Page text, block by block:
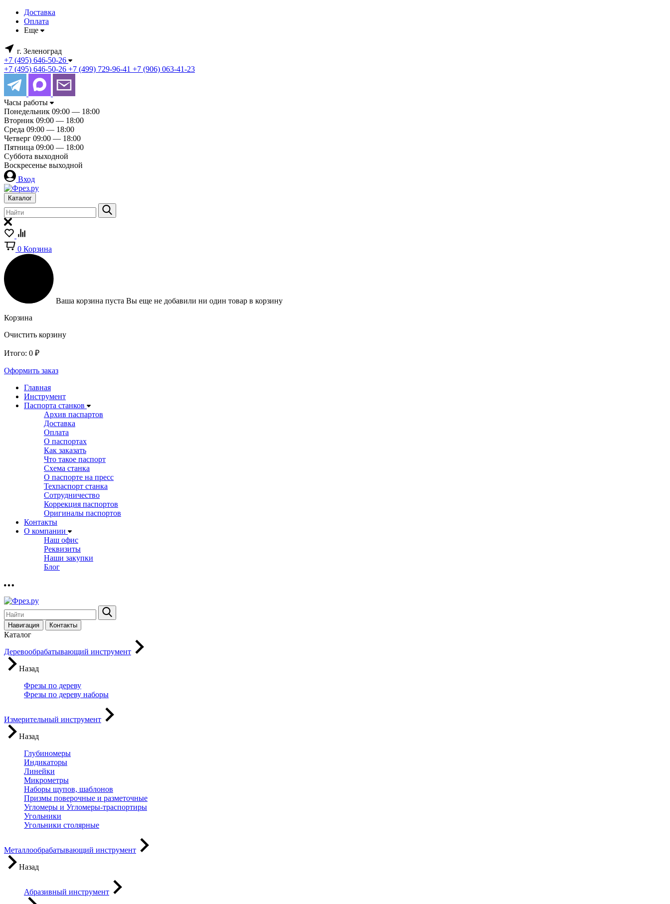
Доставка
Оплата
Еще
г. Зеленоград
+7 (495) 646-50-26
+7 (495) 646-50-26 +7 (499) 729-96-41 +7 (906) 063-41-23
Часы работы
Понедельник 09:00 — 18:00
Вторник 09:00 — 18:00
Среда 09:00 — 18:00
Четверг 09:00 — 18:00
Пятница 09:00 — 18:00
Суббота выходной
Воскресенье выходной
Вход
Каталог
0 Корзина
Ваша корзина пуста Вы еще не добавили ни один товар в корзину
Корзина
Очистить корзину
Итого: 0 ₽
Оформить заказ
Главная
Инструмент
Паспорта станков
Архив паспартов
Доставка
Оплата
О паспортах
Как заказать
Что такое паспорт
Схема станка
О паспорте на пресс
Техпаспорт станка
Сотрудничество
Коррекция паспортов
Оригиналы паспортов
Контакты
О компании
Наш офис
Реквизиты
Наши закупки
Блог
Навигация Контакты
Каталог
Деревообрабатывающий инструмент
Назад
Фрезы по дереву
Фрезы по дереву наборы
Измерительный инструмент
Назад
Глубиномеры
Индикаторы
Линейки
Микрометры
Наборы щупов, шаблонов
Призмы поверочные и разметочные
Угломеры и Угломеры-траспортиры
Угольники
Угольники столярные
Металлообрабатывающий инструмент
Назад
Абразивный инструмент